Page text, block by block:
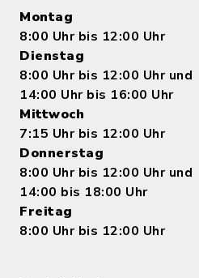
Montag
8:00 Uhr bis 12:00 Uhr
Dienstag
8:00 Uhr bis 12:00 Uhr und
14:00 Uhr bis 16:00 Uhr
Mittwoch
7:15 Uhr bis 12:00 Uhr
Donnerstag
8:00 Uhr bis 12:00 Uhr und
14:00 bis 18:00 Uhr
Freitag
8:00 Uhr bis 12:00 Uhr